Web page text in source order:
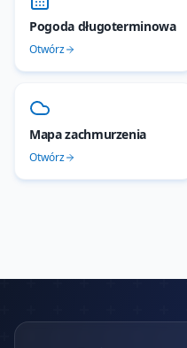
Pogoda długoterminowa
Otwórz
Mapa zachmurzenia
Otwórz